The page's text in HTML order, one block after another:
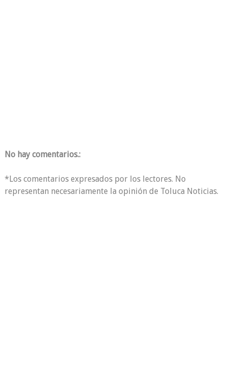
No hay comentarios.:
*Los comentarios expresados por los lectores. No
representan necesariamente la opinión de Toluca Noticias.